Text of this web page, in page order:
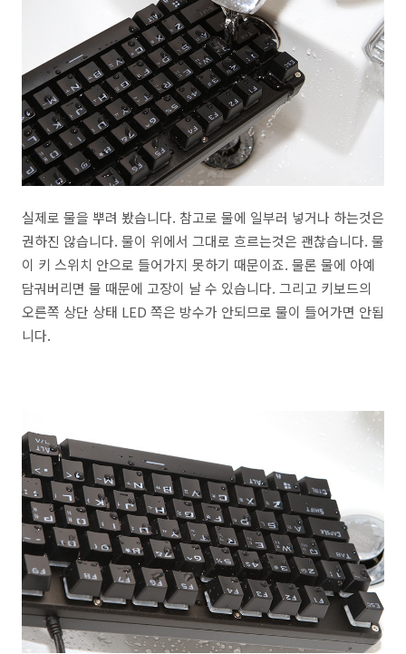
실제로 물을 뿌려 봤습니다. 참고로 물에 일부러 넣거나 하는것은
권하진 않습니다. 물이 위에서 그대로 흐르는것은 괜찮습니다. 물
이 키 스위치 안으로 들어가지 못하기 때문이죠. 물론 물에 아예
담궈버리면 물 때문에 고장이 날 수 있습니다. 그리고 키보드의
오른쪽 상단 상태 LED 쪽은 방수가 안되므로 물이 들어가면 안됩
니다.